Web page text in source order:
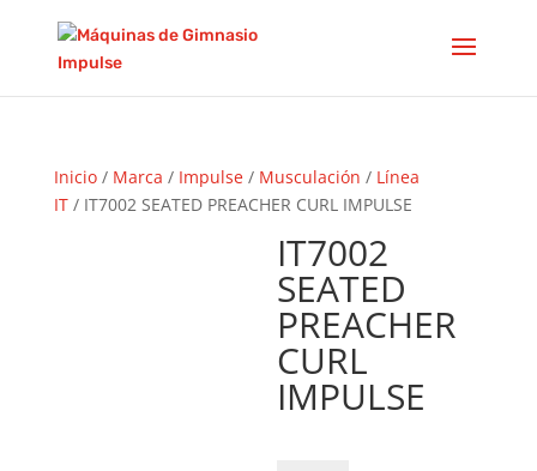
Inicio/ Marca / Impulse/ Musculación / Línea
IT/ IT7002 SEATED PREACHER CURL IMPULSE
IT7002
SEATED
PREACHER
CURL
IMPULSE